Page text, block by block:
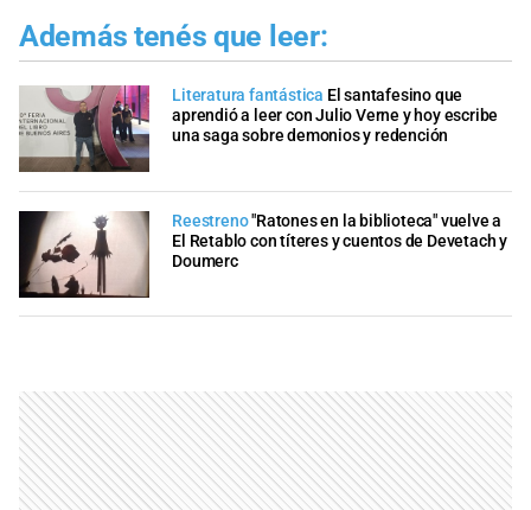
Además tenés que leer:
Literatura fantástica El santafesino que
aprendió a leer con Julio Verne y hoy escribe
una saga sobre demonios y redención
Reestreno"Ratones en la biblioteca" vuelve a
El Retablo con títeres y cuentos de Devetach y
Doumerc